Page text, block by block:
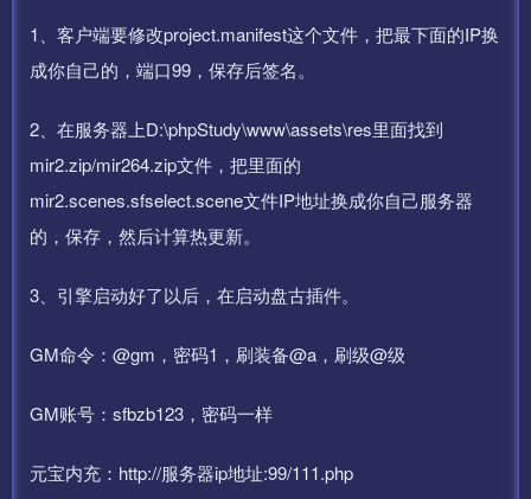
1、客户端要修改project.manifest这个文件，把最下面的IP换
成你自己的，端口99，保存后签名。
2、在服务器上D:\phpStudy\www\assets\res里面找到
mir2.zip/mir264.zip文件，把里面的
mir2.scenes.sfselect.scene文件IP地址换成你自己服务器
的，保存，然后计算热更新。
3、引擎启动好了以后，在启动盘古插件。
GM命令：@gm，密码1，刷装备@a，刷级@级
GM账号：sfbzb123，密码一样
元宝内充：http://服务器ip地址:99/111.php